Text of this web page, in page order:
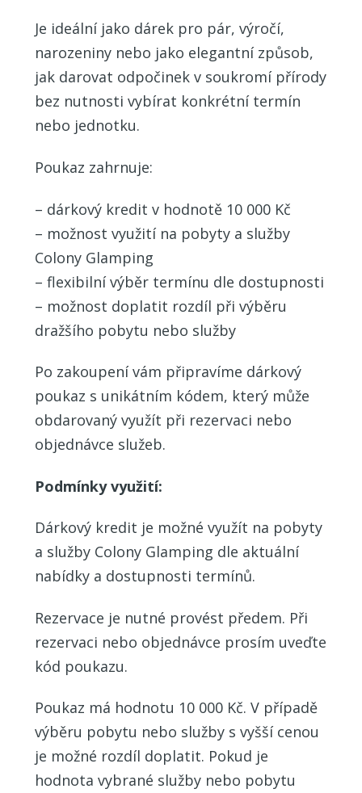
Je ideální jako dárek pro pár, výročí,
narozeniny nebo jako elegantní způsob,
jak darovat odpočinek v soukromí přírody
bez nutnosti vybírat konkrétní termín
nebo jednotku.
Poukaz zahrnuje:
– dárkový kredit v hodnotě 10 000 Kč
– možnost využití na pobyty a služby
Colony Glamping
– flexibilní výběr termínu dle dostupnosti
– možnost doplatit rozdíl při výběru
dražšího pobytu nebo služby
Po zakoupení vám připravíme dárkový
poukaz s unikátním kódem, který může
obdarovaný využít při rezervaci nebo
objednávce služeb.
Podmínky využití:
Dárkový kredit je možné využít na pobyty
a služby Colony Glamping dle aktuální
nabídky a dostupnosti termínů.
Rezervace je nutné provést předem. Při
rezervaci nebo objednávce prosím uveďte
kód poukazu.
Poukaz má hodnotu 10 000 Kč. V případě
výběru pobytu nebo služby s vyšší cenou
je možné rozdíl doplatit. Pokud je
hodnota vybrané služby nebo pobytu